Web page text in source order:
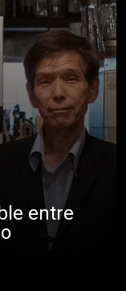
entre